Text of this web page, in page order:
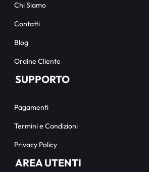
Chi Siamo
Contatti
Blog
Ordine Cliente
SUPPORTO
Pagamenti
Termini e Condizioni
Privacy Policy
AREA UTENTI